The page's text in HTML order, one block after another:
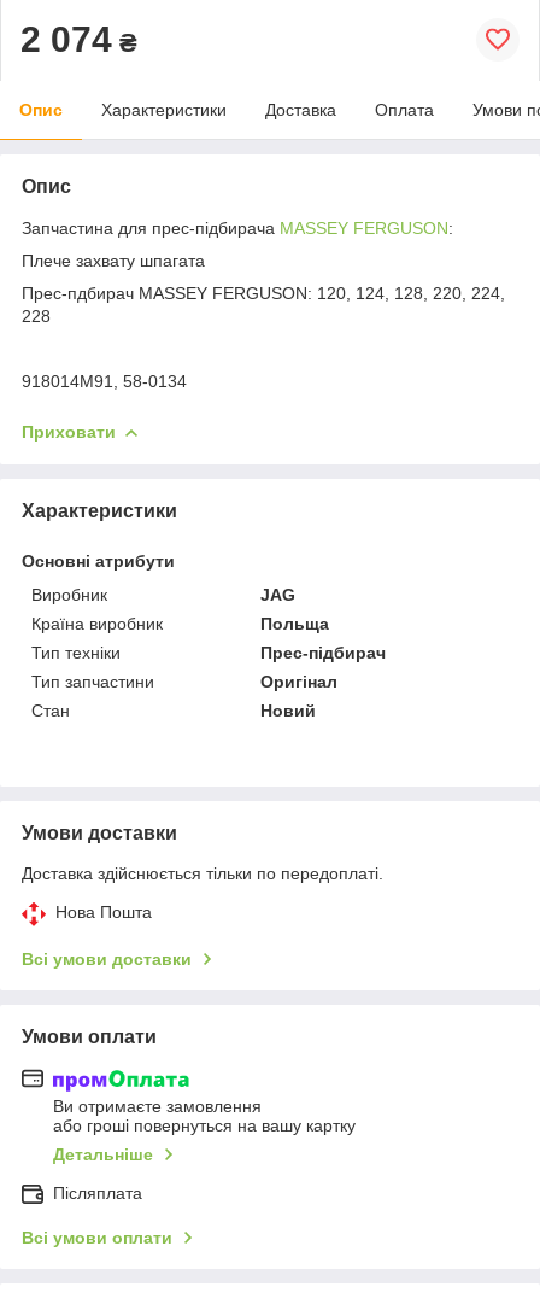
2 074 ₴
Опис Характеристики Доставка Оплата Умови
Опис
Запчастина для прес-підбирача MASSEY FERGUSON:
Плече захвату шпагата
Прес-пдбирач MASSEY FERGUSON: 120, 124, 128, 220, 224,
228
918014M91, 58-0134
Приховати
Характеристики
Основні атрибути
Виробник
JAG
Країна виробник
Польща
Тип техніки
Прес-підбирач
Тип запчастини
Оригінал
Стан
Новий
Умови доставки
Доставка здійснюється тільки по передоплаті.
Нова Пошта
Всі умови доставки
Умови оплати
Ви отримаєте замовлення
або гроші повернуться на вашу картку
Детальніше
Післяплата
Всі умови оплати